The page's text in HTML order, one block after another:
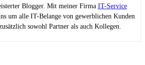
Blogger. Mit meiner Firma IT-Service
um alle IT-Belange von gewerblichen Kunden
sowohl Partner als auch Kollegen.